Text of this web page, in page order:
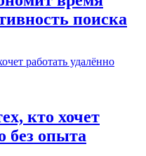
поиска
кто хочет
без опыта